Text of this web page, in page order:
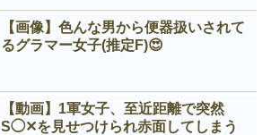
【画像】色んな男から便器扱いされて
るグラマー女子(推定F)😍
【動画】1軍女子、至近距離で突然
S◯✕を見せつけられ赤面してしまう